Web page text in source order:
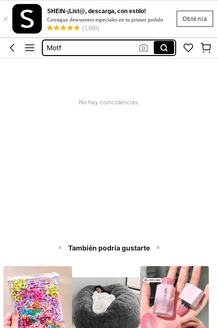
Obténla
×
SHEIN-¡List@, descarga, con estilo!
Consigue descuentos especiales en tu primer pedido
(5,000)
Motf Premium Vestidos
Vestidos
Motf
No hay coincidencias.
También podría gustarte